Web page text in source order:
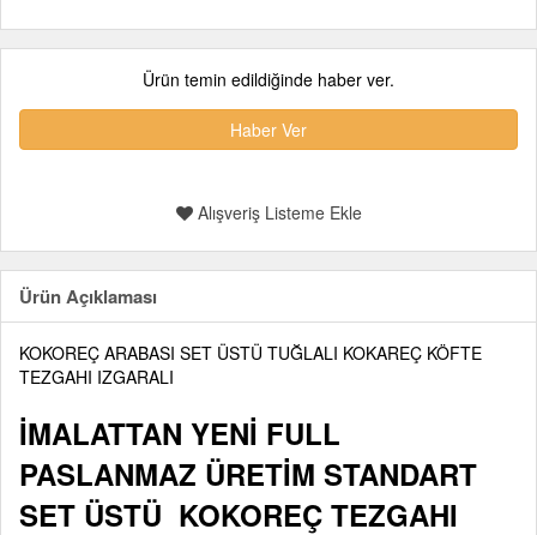
Ürün temin edildiğinde haber ver.
Haber Ver
Alışveriş Listeme Ekle
Ürün Açıklaması
KOKOREÇ ARABASI SET ÜSTÜ TUĞLALI KOKAREÇ KÖFTE
TEZGAHI IZGARALI
İMALATTAN YENİ FULL
PASLANMAZ ÜRETİM STANDART
SET ÜSTÜ KOKOREÇ TEZGAHI